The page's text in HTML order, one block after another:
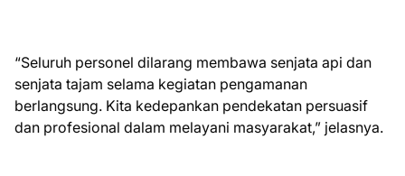
“Seluruh personel dilarang membawa senjata api dan
senjata tajam selama kegiatan pengamanan
berlangsung. Kita kedepankan pendekatan persuasif
dan profesional dalam melayani masyarakat,” jelasnya.